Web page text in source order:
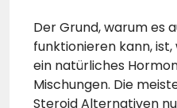
Der Grund, warum es
funktionieren kann,
ein natürliches
Mischungen. Die
Steroid Alternativen